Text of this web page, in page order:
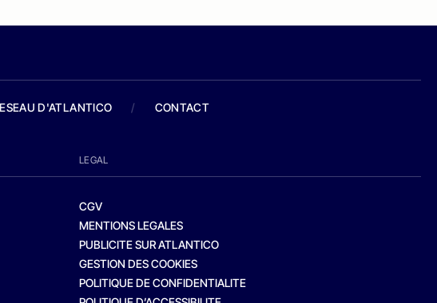
D'ATLANTICO / CONTACT
LEGAL
CGV
MENTIONS LEGALES
PUBLICITE SUR ATLANTICO
GESTION DES COOKIES
POLITIQUE DE CONFIDENTIALITE